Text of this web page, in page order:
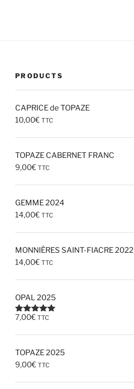
PRODUCTS
CAPRICE de TOPAZE
10,00€ TTC
TOPAZE CABERNET FRANC
9,00€ TTC
GEMME 2024
14,00€ TTC
MONNIÈRES SAINT-FIACRE 2022
14,00€ TTC
OPAL 2025
Note5.00
7,00€ TTC
TOPAZE 2025
9,00€ TTC